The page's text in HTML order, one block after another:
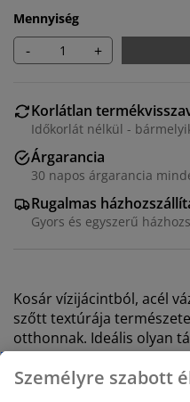
Mennyiség
- +
Korlátlan
Időkorlát nélkül -
Árgarancia
30 napos árgarancia
Rugalmas
Gyors és egyszerű
Kosár vízijácintból, acél
szőtt textúrája
otthonnak. Ideális olyan
játékok, könyvek vagy
MA22 cm